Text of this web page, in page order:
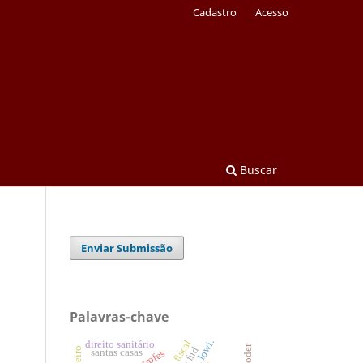
Buscar
Cadastro Acesso
Enviar Submissão
Palavras-chave
direito sanitário
santas casas